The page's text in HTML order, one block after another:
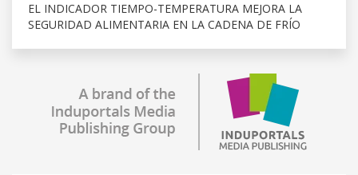
EL INDICADOR TIEMPO-TEMPERATURA MEJORA LA
SEGURIDAD ALIMENTARIA EN LA CADENA DE FRÍO